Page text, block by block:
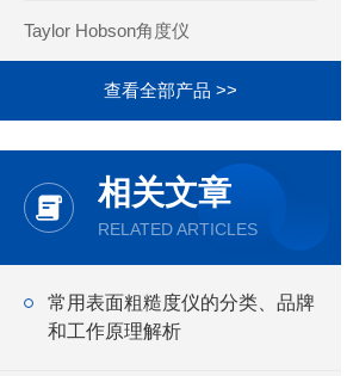
Taylor Hobson角度仪
查看全部产品 >>
相关文章
RELATED ARTICLES
常用表面粗糙度仪的分类、品牌
和工作原理解析